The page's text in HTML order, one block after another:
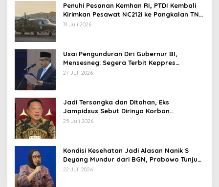
Penuhi Pesanan Kemhan RI, PTDI Kembali
Kirimkan Pesawat NC212i ke Pangkalan TNI
AU
31 Juli 2026
Usai Pengunduran Diri Gubernur BI,
Mensesneg: Segera Terbit Keppres
Pemberhentian dengan Hormat
27 Juli 2026
Jadi Tersangka dan Ditahan, Eks
Jampidsus Sebut Dirinya Korban
Kriminalisasi
25 Juli 2026
Kondisi Kesehatan Jadi Alasan Nanik S
Deyang Mundur dari BGN, Prabowo Tunjuk
Wamentan Sudaryono
22 Juli 2026